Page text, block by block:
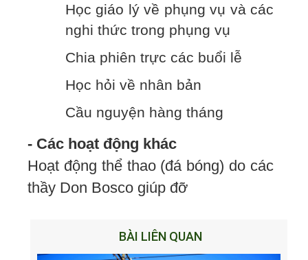
Học giáo lý về phụng vụ và các
nghi thức trong phụng vụ
Chia phiên trực các buổi lễ
Học hỏi về nhân bản
Cầu nguyện hàng tháng
- Các hoạt động khác
Hoạt động thể thao (đá bóng) do các
thầy Don Bosco giúp đỡ
BÀI LIÊN QUAN